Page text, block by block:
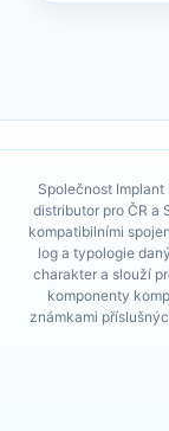
Společnost
distributor pro ČR a
kompatibilními
log a typologie
charakter a slouží
komponenty
známkami